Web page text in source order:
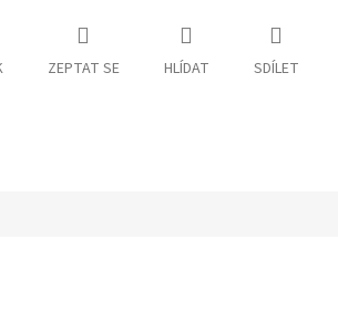
ZEPTAT SE HLÍDAT SDÍLET